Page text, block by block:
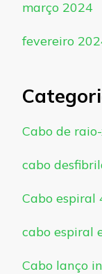
março 2024
fevereiro
Cabo de
cabo
Cabo espiral
cabo espiral
Cabo lanço